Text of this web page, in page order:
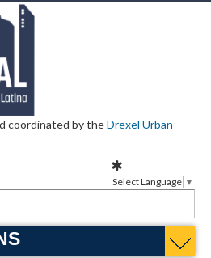
coordinated by theDrexel Urban
Select Language ▼